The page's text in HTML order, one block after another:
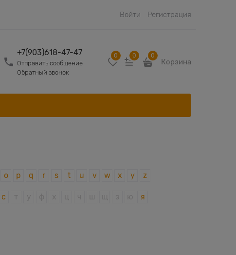
Войти Регистрация
+7(903)618-47-47
Отправить сообщение
Обратный звонок
0 0 0
Корзина
o p q r s t u v w x y z
с я